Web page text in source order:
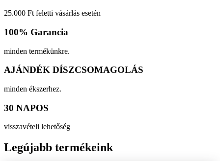
25.000 Ft feletti vásárlás esetén
100% Garancia
minden termékünkre.
AJÁNDÉK DÍSZCSOMAGOLÁS
minden ékszerhez.
30 NAPOS
visszavételi lehetőség
Legújabb termékeink